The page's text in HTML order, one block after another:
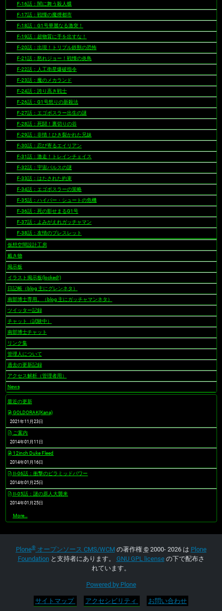
F-16話：闇に舞う殺人蝶
F-17話：戦慄の魔煙都市
F-18話：G1号華麗なる激突！
F-19話：超物質に手を出すな！
F-20話：出現！トリプル鉄獣の恐怖
F-21話：怒れジョー！戦慄の炎鳥
F-22話：人工衛星爆破指令
F-23話：魔のメカランド
F-24話：誇り高き戦士
F-26話：G1号怒りの新殺法
F-27話：エゴボスラー出生の謎
F-28話：死闘！裏切りの谷
F-29話：非情！ひき裂かれた兄妹
F-30話：忍び寄るエイリアン
F-31話：激走！トレインチェイス
F-32話：宇宙パルスの謎
F-33話：はたされた約束
F-34話：エゴボスラーの策略
F-35話：ハイパー・シュートの危機
F-36話：死の影せまるG1号
F-37話：よみがえれガッチャマン
F-38話：友情のブレスレット
仮想空間設計工房
戴き物
掲示板
イラスト掲示板(locked!)
日記帳（blog 主にグレンネタ）
南部博士専用。（blog 主にガッチャマンネタ）
ツイッター記録
チャット（試験中）
南部博士チャット
リンク集
管理人について
過去の更新記録
アクセス解析（管理者用）
News
最近の更新
GOLDORAK(Kana)
2021年11月23日
ご案内
2014年01月11日
12inch Duke Fleed
2014年01月16日
II-06話：衝撃のピラミッドパワー
2014年01月25日
II-05話：謎の原人大襲来
2014年01月25日
最
更
More…
Plone®オープンソース CMS/WCMの著作権 ©2000- 2026 は Plone
Foundationと支持者にあります。 GNU GPL licenseの下で配布さ
れています。
Powered by Plone
サイトマップ アクセシビリティ お問い合わせ